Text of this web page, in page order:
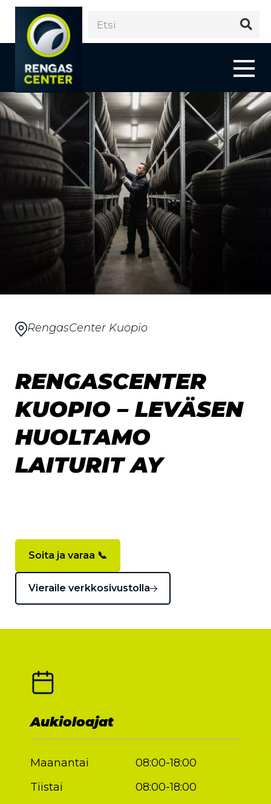
RengasCenter Kuopio
RENGASCENTER
KUOPIO – LEVÄSEN
HUOLTAMO
LAITURIT AY
Soita ja varaa 📞
Vieraile verkkosivustolla
Aukioloajat
Maanantai
08:00-18:00
Tiistai
08:00-18:00